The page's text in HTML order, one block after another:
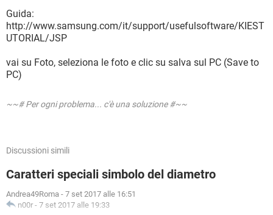
Guida:
http://www.samsung.com/it/support/usefulsoftware/KIEST
UTORIAL/JSP
vai su Foto, seleziona le foto e clic su salva sul PC (Save to
PC)
~~# Per ogni problema... c'è una soluzione #~~
Discussioni simili
Caratteri speciali simbolo del diametro
Andrea49Roma - 7 set 2017 alle 16:51
n00r - 7 set 2017 alle 19:33